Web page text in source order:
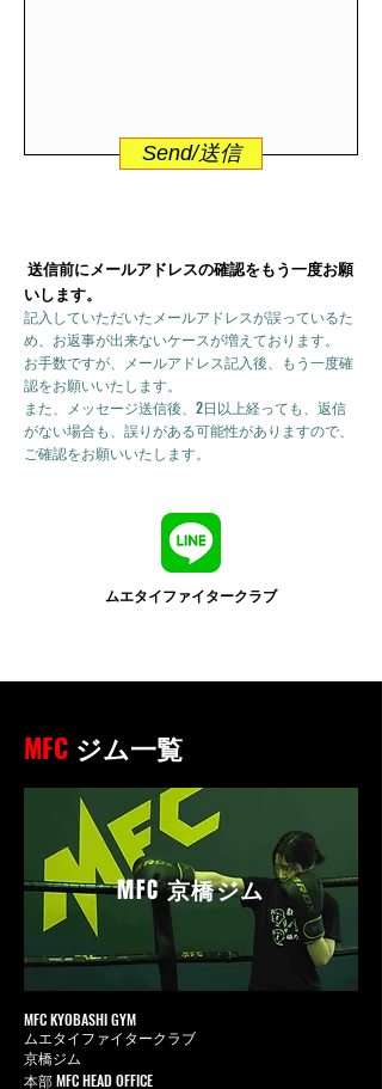
Send/送信
送信前にメールアドレスの確認をもう一度お願
いします。
記入していただいたメールアドレスが誤っているた
め、お返事が出来ないケースが増えております。
お手数ですが、メールアドレス記入後、もう一度確
認をお願いいたします。
また、メッセージ送信後、2日以上経っても、返信
がない場合も、誤りがある可能性がありますので、
ご確認をお願いいたします。
ムエタイファイタークラブ
MFC ジム一覧
MFC京橋ジム
MFC KYOBASHI GYM
ムエタイファイタークラブ
京橋ジム
本部 MFC HEAD OFFICE